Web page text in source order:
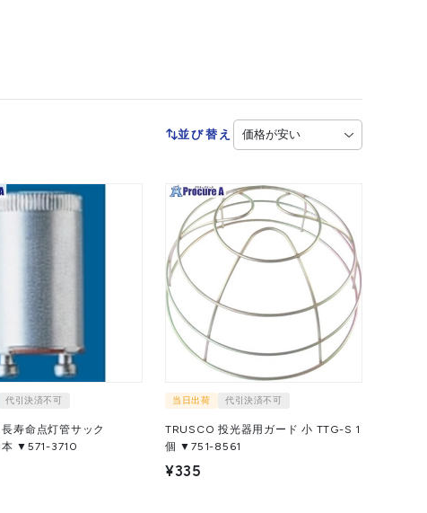
並び替え
代引決済不可
寿命点灯管サック
1本 ▼571-3710
当日出荷 代引決済不可
TRUSCO 投光器用ガード 小 TTG-S 1
個 ▼751-8561
¥335